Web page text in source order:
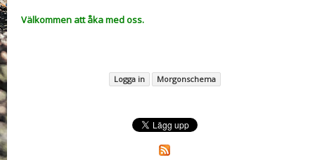
Välkommen att åka med oss.
Logga in Morgonschema